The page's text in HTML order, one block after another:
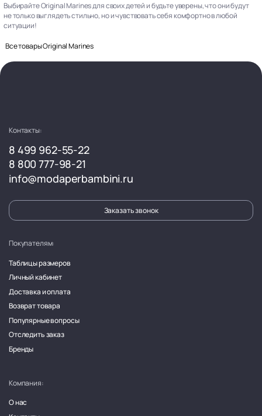
Выбирайте Original Marines для своих детей и будьте уверены, что они будут
не только выглядеть стильно, но и чувствовать себя комфортно в любой
ситуации!
Все товары Original Marines
Контакты:
8 499 962-55-22
8 800 777-98-21
info@modaperbambini.ru
Заказать звонок
Покупателям:
Таблицы размеров
Личный кабинет
Доставка и оплата
Возврат товара
Популярные вопросы
Отследить заказ
Бренды
Компания:
О нас